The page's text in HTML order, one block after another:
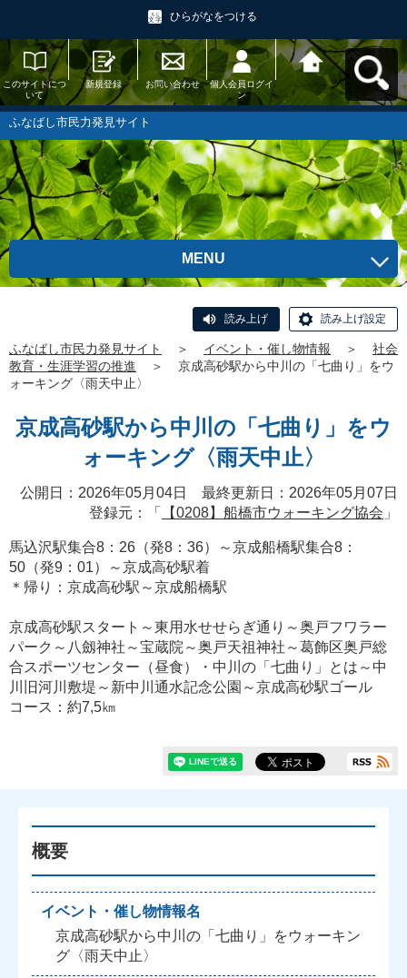
ひらがなをつける
このサイトにつ
いて
新規登録 お問い合わせ
個人会員ログイ
ン
ふなばし市民力
発見サイトへ戻
る
ふなばし市民力発見サイト
MENU
読み上げ 読み上げ設定
ふなばし市民力発見サイト ＞ イベント・催し物情報 ＞
社会
教育・生涯学習の推進
＞
京成高砂駅から中川の「七曲り」をウ
ォーキング〈雨天中止〉
京成高砂駅から中川の「七曲り」をウ
ォーキング〈雨天中止〉
公開日：2026年05月04日 最終更新日：2026年05月07日
登録元：「
【0208】船橋市ウォーキング協会 」
馬込沢駅集合8：26（発8：36）～京成船橋駅集合8：
50（発9：01）～京成高砂駅着
＊帰り：京成高砂駅～京成船橋駅
京成高砂駅スタート～東用水せせらぎ通り～奥戸フワラー
パーク～八劔神社～宝蔵院～奥戸天祖神社～葛飾区奥戸総
合スポーツセンター（昼食）・中川の「七曲り」とは～中
川旧河川敷堤～新中川通水記念公園～京成高砂駅ゴール
コース：約7,5㎞
概要
イベント・催し物情報名
京成高砂駅から中川の「七曲り」をウォーキン
グ〈雨天中止〉